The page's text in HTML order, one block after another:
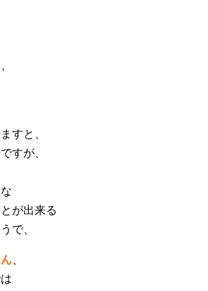
すと、
ですが、
が出来る
で、